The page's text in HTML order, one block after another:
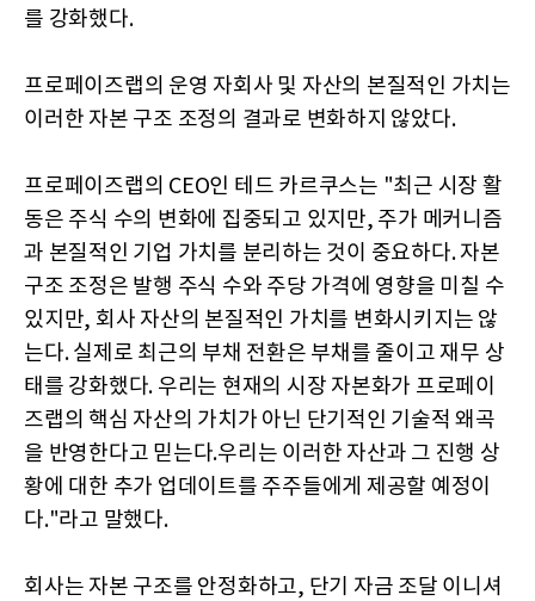
를 강화했다.
프로페이즈랩의 운영 자회사 및 자산의 본질적인 가치는
이러한 자본 구조 조정의 결과로 변화하지 않았다.
프로페이즈랩의 CEO인 테드 카르쿠스는 "최근 시장 활
동은 주식 수의 변화에 집중되고 있지만, 주가 메커니즘
과 본질적인 기업 가치를 분리하는 것이 중요하다. 자본
구조 조정은 발행 주식 수와 주당 가격에 영향을 미칠 수
있지만, 회사 자산의 본질적인 가치를 변화시키지는 않
는다. 실제로 최근의 부채 전환은 부채를 줄이고 재무 상
태를 강화했다. 우리는 현재의 시장 자본화가 프로페이
즈랩의 핵심 자산의 가치가 아닌 단기적인 기술적 왜곡
을 반영한다고 믿는다.우리는 이러한 자산과 그 진행 상
황에 대한 추가 업데이트를 주주들에게 제공할 예정이
다."라고 말했다.
회사는 자본 구조를 안정화하고, 단기 자금 조달 이니셔